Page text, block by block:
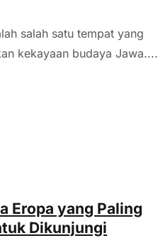
salah satu tempat yang
kekayaan budaya Jawa....
Eropa yang Paling
Dikunjungi